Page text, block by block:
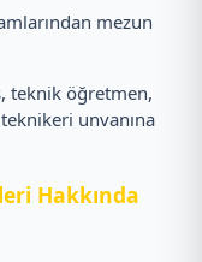
mezun
teknik öğretmen,
unvanına
Hakkında